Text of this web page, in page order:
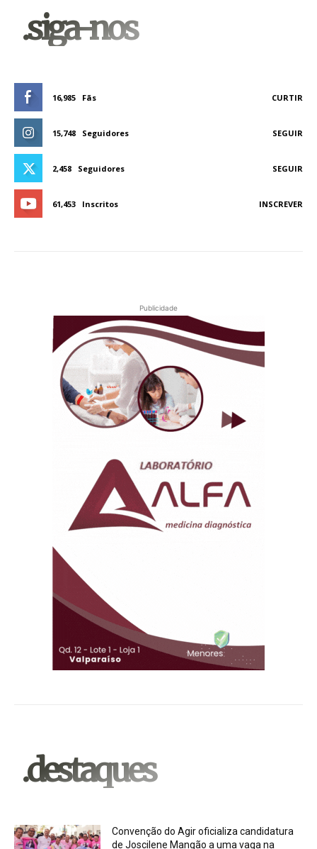
.siga-nos
16,985 Fãs CURTIR
15,748 Seguidores SEGUIR
2,458 Seguidores SEGUIR
61,453 Inscritos INSCREVER
Publicidade
.destaques
Convenção do Agir oficializa candidatura
de Joscilene Mangão a uma vaga na